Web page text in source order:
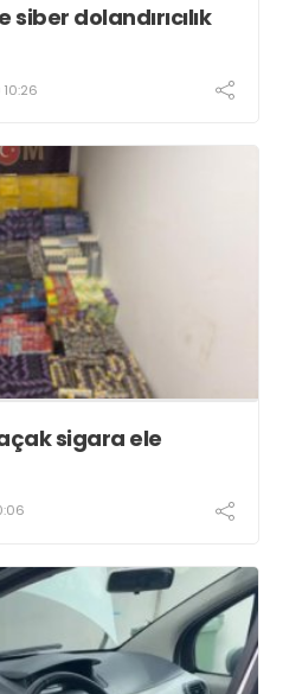
dolandırıcılık
10:26
sigara ele